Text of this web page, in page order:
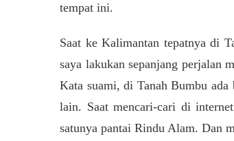
tempat ini.
Saat ke Kalimantan tepatnya di
saya lakukan sepanjang perjalan
Kata suami, di Tanah Bumbu ada
lain. Saat mencari-cari di
satunya pantai Rindu Alam. Dan